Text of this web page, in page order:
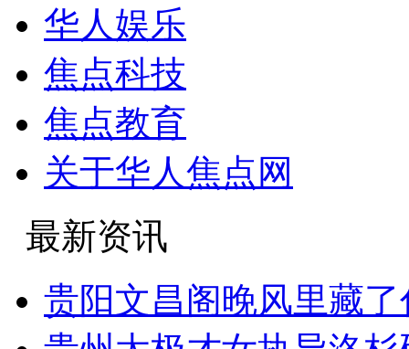
华人娱乐
焦点科技
焦点教育
关于华人焦点网
最新资讯
贵阳文昌阁晚风里藏